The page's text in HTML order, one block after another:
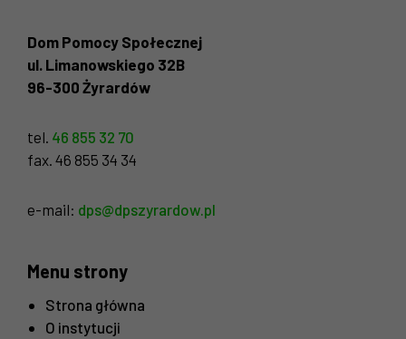
Dom Pomocy Społecznej
ul. Limanowskiego 32B
96-300 Żyrardów
tel. 46 855 32 70
fax. 46 855 34 34
e-mail: dps@dpszyrardow.pl
Menu strony
Strona główna
O instytucji